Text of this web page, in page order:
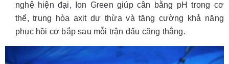
nghệ hiện đại, Ion Green giúp cân bằng pH trong cơ
thể, trung hòa axit dư thừa và tăng cường khả năng
phục hồi cơ bắp sau mỗi trận đấu căng thẳng.